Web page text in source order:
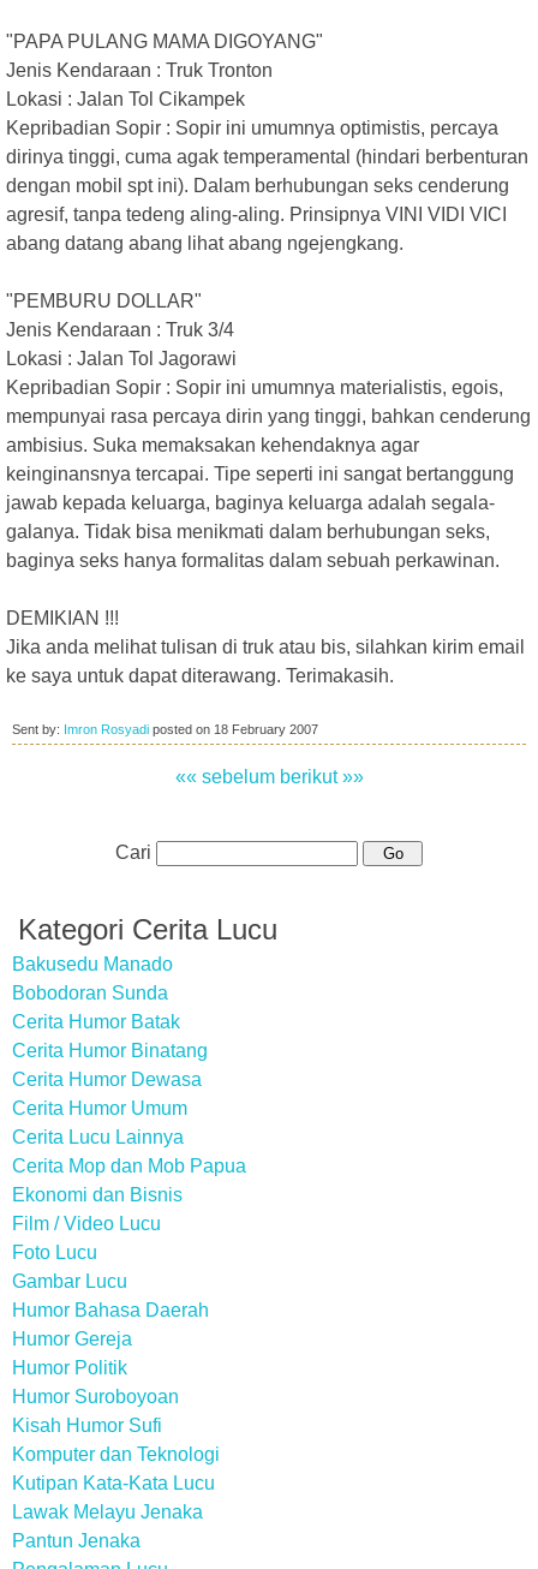
"PAPA PULANG MAMA DIGOYANG"
Jenis Kendaraan : Truk Tronton
Lokasi : Jalan Tol Cikampek
Kepribadian Sopir : Sopir ini umumnya optimistis, percaya
dirinya tinggi, cuma agak temperamental (hindari berbenturan
dengan mobil spt ini). Dalam berhubungan seks cenderung
agresif, tanpa tedeng aling-aling. Prinsipnya VINI VIDI VICI
abang datang abang lihat abang ngejengkang.
"PEMBURU DOLLAR"
Jenis Kendaraan : Truk 3/4
Lokasi : Jalan Tol Jagorawi
Kepribadian Sopir : Sopir ini umumnya materialistis, egois,
mempunyai rasa percaya dirin yang tinggi, bahkan cenderung
ambisius. Suka memaksakan kehendaknya agar
keinginansnya tercapai. Tipe seperti ini sangat bertanggung
jawab kepada keluarga, baginya keluarga adalah segala-
galanya. Tidak bisa menikmati dalam berhubungan seks,
baginya seks hanya formalitas dalam sebuah perkawinan.
DEMIKIAN !!!
Jika anda melihat tulisan di truk atau bis, silahkan kirim email
ke saya untuk dapat diterawang. Terimakasih.
Sent by: Imron Rosyadi posted on 18 February 2007
«« sebelum berikut »»
Cari
Kategori Cerita Lucu
Bakusedu Manado
Bobodoran Sunda
Cerita Humor Batak
Cerita Humor Binatang
Cerita Humor Dewasa
Cerita Humor Umum
Cerita Lucu Lainnya
Cerita Mop dan Mob Papua
Ekonomi dan Bisnis
Film / Video Lucu
Foto Lucu
Gambar Lucu
Humor Bahasa Daerah
Humor Gereja
Humor Politik
Humor Suroboyoan
Kisah Humor Sufi
Komputer dan Teknologi
Kutipan Kata-Kata Lucu
Lawak Melayu Jenaka
Pantun Jenaka